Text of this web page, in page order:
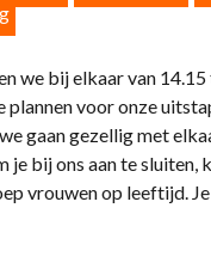
we bij elkaar van
voor onze
gaan gezellig met
je bij ons aan te
vrouwen op leeftijd.